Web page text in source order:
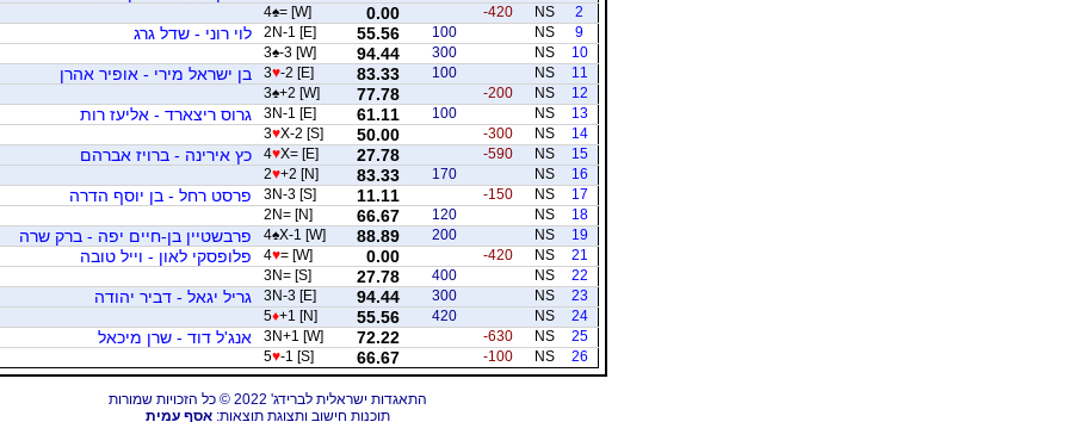
2
NS
-420
0.00
4♠= [W]
9
NS
100
55.56
2N-1 [E] לוי רוני - שדל גרג
10
NS
300
94.44
3♠-3 [W]
11
NS
100
83.33
3♥-2 [E] בן ישראל מירי - אופיר אהרן
12
NS
-200
77.78
3♠+2 [W]
13
NS
100
61.11
3N-1 [E] גרוס ריצארד - אליעז רות
14
NS
-300
50.00
3♥X-2 [S]
15
NS
-590
27.78
4♥X= [E] כץ אירינה - ברויז אברהם
16
NS
170
83.33
2♥+2 [N]
17
NS
-150
11.11
3N-3 [S] פרסט רחל - בן יוסף הדרה
18
NS
120
66.67
2N= [N]
19
NS
200
88.89
4♠X-1 [W] פרבשטיין בן-חיים יפה - ברק שרה
21
NS
-420
0.00
4♥= [W] פלופסקי לאון - וייל טובה
22
NS
400
27.78
3N= [S]
23
NS
300
94.44
3N-3 [E] גריל יגאל - דביר יהודה
24
NS
420
55.56
5♦+1 [N]
25
NS
-630
72.22
3N+1 [W] אנג'ל דוד - שרן מיכאל
26
NS
-100
66.67
5♥-1 [S]
התאגדות ישראלית לברידג' 2022 © כל הזכויות שמורות
תוכנות חישוב ותצוגת תוצאות:אסף עמית